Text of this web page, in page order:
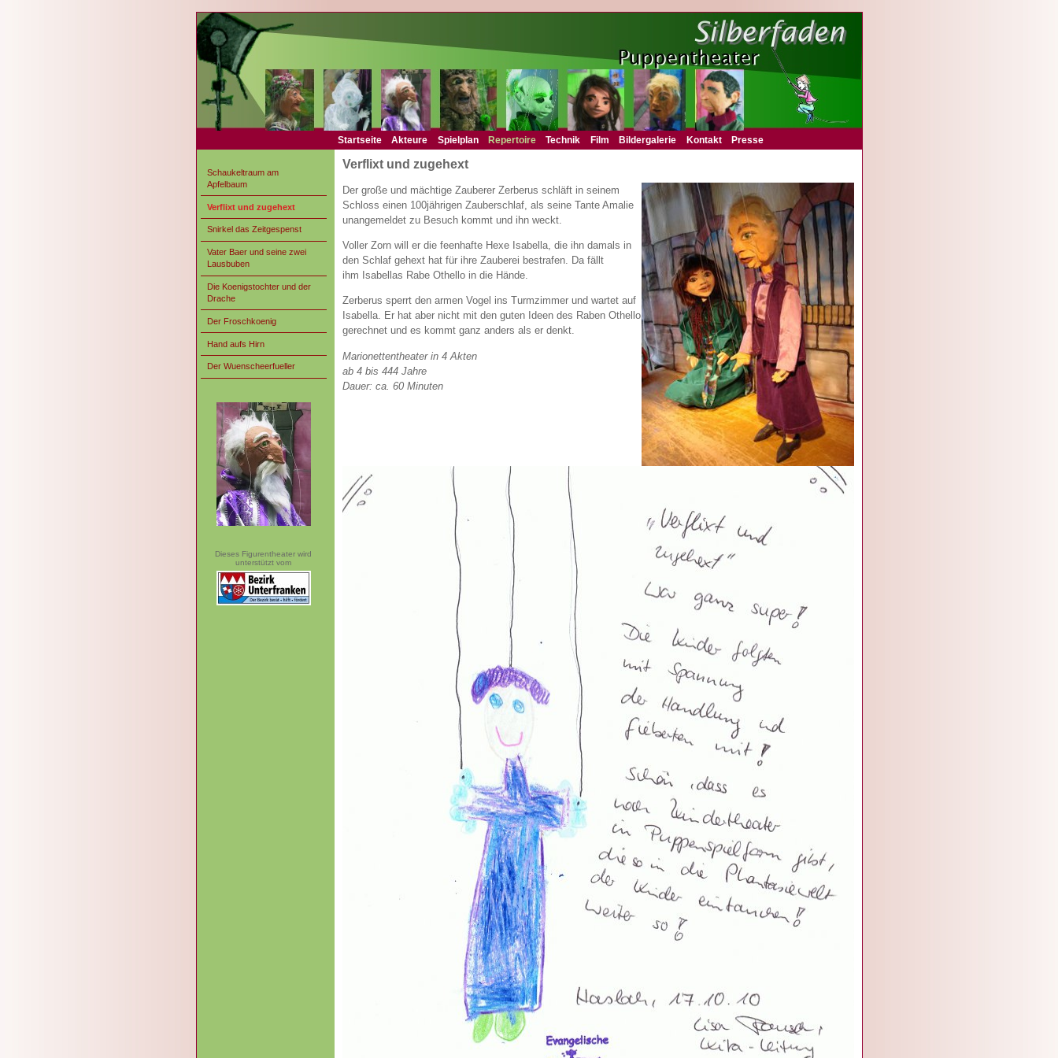
Startseite Akteure Spielplan Repertoire Technik Film Bildergalerie Kontakt Presse
Schaukeltraum am
Apfelbaum
Verflixt und zugehext
Snirkel das Zeitgespenst
Vater Baer und seine zwei
Lausbuben
Die Koenigstochter und der
Drache
Der Froschkoenig
Hand aufs Hirn
Der Wuenscheerfueller
Dieses Figurentheater wird
unterstützt vom
Verflixt und zugehext
Der große und mächtige Zauberer Zerberus schläft in seinem
Schloss einen 100jährigen Zauberschlaf, als seine Tante Amalie
unangemeldet zu Besuch kommt und ihn weckt.
Voller Zorn will er die feenhafte Hexe Isabella, die ihn damals in
den Schlaf gehext hat für ihre Zauberei bestrafen. Da fällt
ihm Isabellas Rabe Othello in die Hände.
Zerberus sperrt den armen Vogel ins Turmzimmer und wartet auf
Isabella. Er hat aber nicht mit den guten Ideen des Raben Othello
gerechnet und es kommt ganz anders als er denkt.
Marionettentheater in 4 Akten
ab 4 bis 444 Jahre
Dauer: ca. 60 Minuten